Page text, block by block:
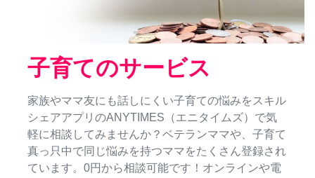
子育てのサービス
家族やママ友にも話しにくい子育ての悩みをスキル
シェアアプリのANYTIMES（エニタイムズ）で気
軽に相談してみませんか？ベテランママや、子育て
真っ只中で同じ悩みを持つママをたくさん登録され
ています。0円から相談可能です！オンラインや電